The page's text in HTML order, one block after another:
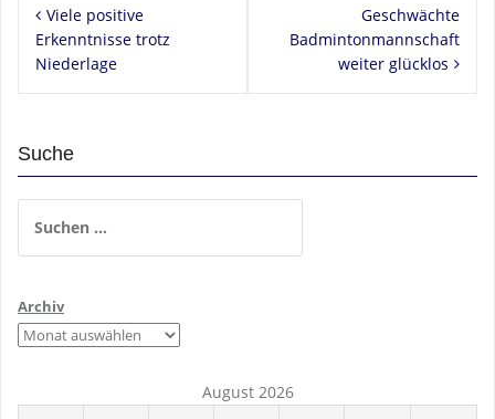
Viele positive
Erkenntnisse trotz
Niederlage
Geschwächte
Badmintonmannschaft
weiter glücklos
Suche
nach:
Archiv
August 2026